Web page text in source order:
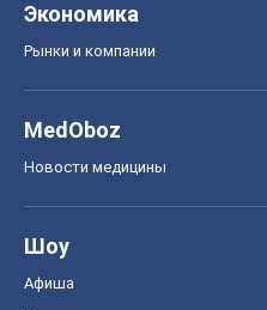
Экономика
Рынки и компании
MedOboz
Новости медицины
Шоу
Афиша